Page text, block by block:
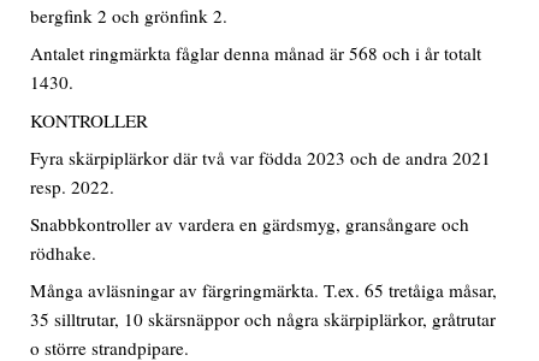
bergfink 2 och grönfink 2.
Antalet ringmärkta fåglar denna månad är 568 och i år totalt
1430.
KONTROLLER
Fyra skärpiplärkor där två var födda 2023 och de andra 2021
resp. 2022.
Snabbkontroller av vardera en gärdsmyg, gransångare och
rödhake.
Många avläsningar av färgringmärkta. T.ex. 65 tretåiga måsar,
35 silltrutar, 10 skärsnäppor och några skärpiplärkor, gråtrutar
o större strandpipare.